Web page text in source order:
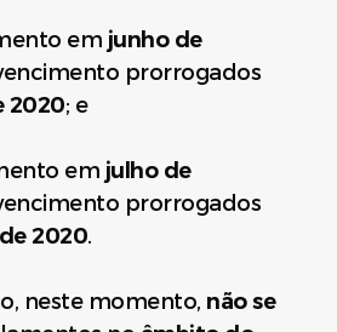
em junho de
prorrogados
2020; e
em julho de
prorrogados
2020.
neste momento, não se